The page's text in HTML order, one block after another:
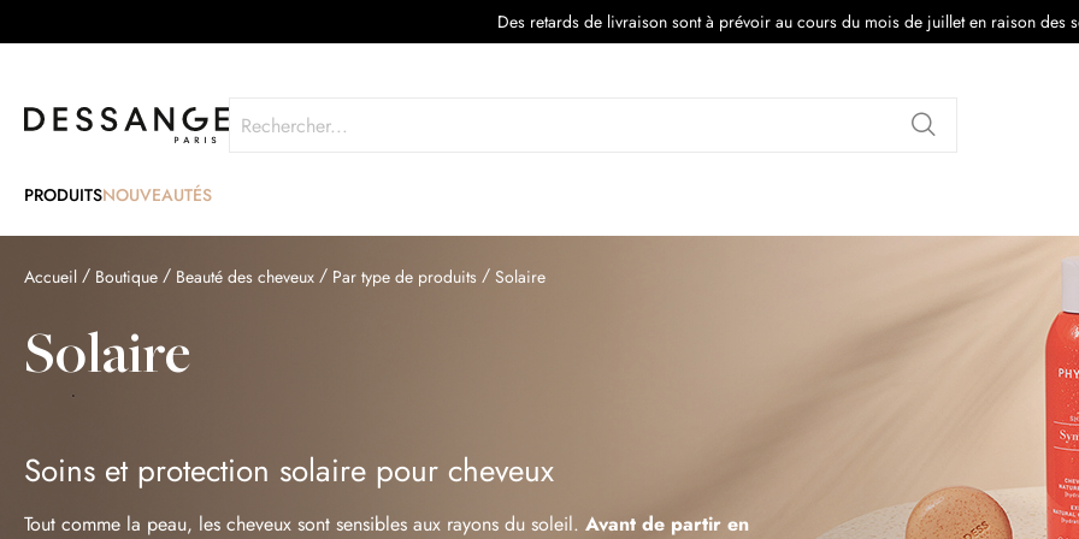
Des retards de livraison sont à prévoir au cours du mois de juillet en raison des
Rechercher
PRODUITSNOUVEAUTÉS
Accueil Boutique Beauté des cheveux Par type de produits Solaire
Solaire
Soins et protection solaire pour cheveux
Tout comme la peau, les cheveux sont sensibles aux rayons du soleil. Avant de partir en